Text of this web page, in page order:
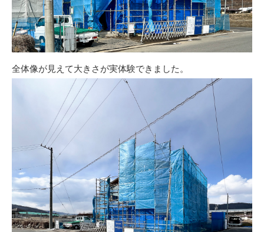
全体像が見えて大きさが実体験できました。